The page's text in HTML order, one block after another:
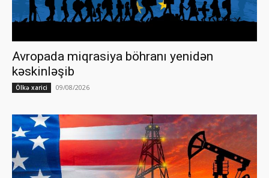
Avropada miqrasiya böhranı yenidən
kəskinləşib
Ölkə xarici 09/08/2026